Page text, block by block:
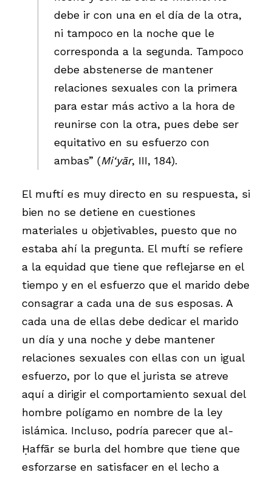
debe ir con una en el día de la otra,
ni tampoco en la noche que le
corresponda a la segunda. Tampoco
debe abstenerse de mantener
relaciones sexuales con la primera
para estar más activo a la hora de
reunirse con la otra, pues debe ser
equitativo en su esfuerzo con
ambas” (Mi‘yār, III, 184).
El muftí es muy directo en su respuesta, si
bien no se detiene en cuestiones
materiales u objetivables, puesto que no
estaba ahí la pregunta. El muftí se refiere
a la equidad que tiene que reflejarse en el
tiempo y en el esfuerzo que el marido debe
consagrar a cada una de sus esposas. A
cada una de ellas debe dedicar el marido
un día y una noche y debe mantener
relaciones sexuales con ellas con un igual
esfuerzo, por lo que el jurista se atreve
aquí a dirigir el comportamiento sexual del
hombre polígamo en nombre de la ley
islámica. Incluso, podría parecer que al-
Ḥaffār se burla del hombre que tiene que
esforzarse en satisfacer en el lecho a